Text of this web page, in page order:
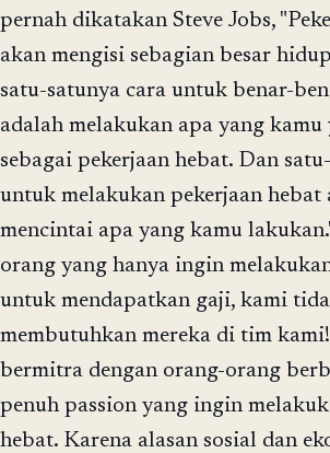
pernah dikatakan Steve Jobs,
akan mengisi sebagian besar
satu-satunya cara untuk benar-
adalah melakukan apa yang
sebagai pekerjaan hebat. Dan
untuk melakukan pekerjaan hebat
mencintai apa yang kamu
orang yang hanya ingin
untuk mendapatkan gaji, kami
membutuhkan mereka di tim
bermitra dengan orang-orang
penuh passion yang ingin
hebat. Karena alasan sosial dan